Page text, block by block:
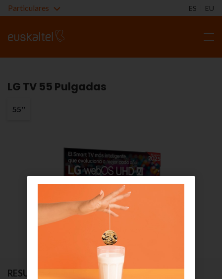
Particulares ES EU
LG TV 55 Pulgadas
55''
RESUMEN